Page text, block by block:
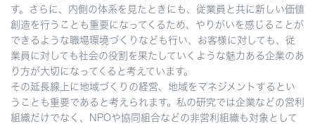
す。さらに、内側の体系を見たときにも、従業員と共に新しい価値
創造を行うことも重要になってくるため、やりがいを感じることが
できるような職場環境づくりなども行い、お客様に対しても、従
業員に対しても社会の役割を果たしていくような魅力ある企業のあ
り方が大切になってくると考えています。
その延長線上に地域づくりの経営、地域をマネジメントするとい
うことも重要であると考えられます。私の研究では企業などの営利
組織だけでなく、NPOや協同組合などの非営利組織も対象として